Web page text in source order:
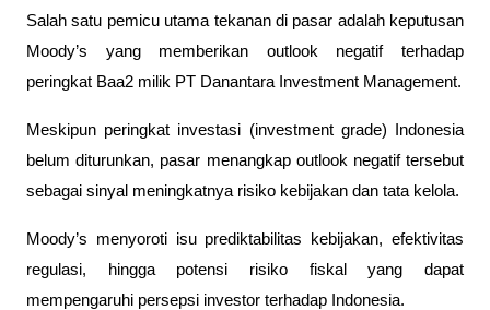
Salah satu pemicu utama tekanan di pasar adalah keputusan
Moody’s yang memberikan outlook negatif terhadap
peringkat Baa2 milik PT Danantara Investment Management.
Meskipun peringkat investasi (investment grade) Indonesia
belum diturunkan, pasar menangkap outlook negatif tersebut
sebagai sinyal meningkatnya risiko kebijakan dan tata kelola.
Moody’s menyoroti isu prediktabilitas kebijakan, efektivitas
regulasi, hingga potensi risiko fiskal yang dapat
mempengaruhi persepsi investor terhadap Indonesia.